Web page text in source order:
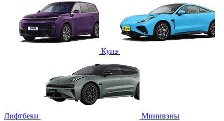
Купэ
Лифтбеки Минивэны